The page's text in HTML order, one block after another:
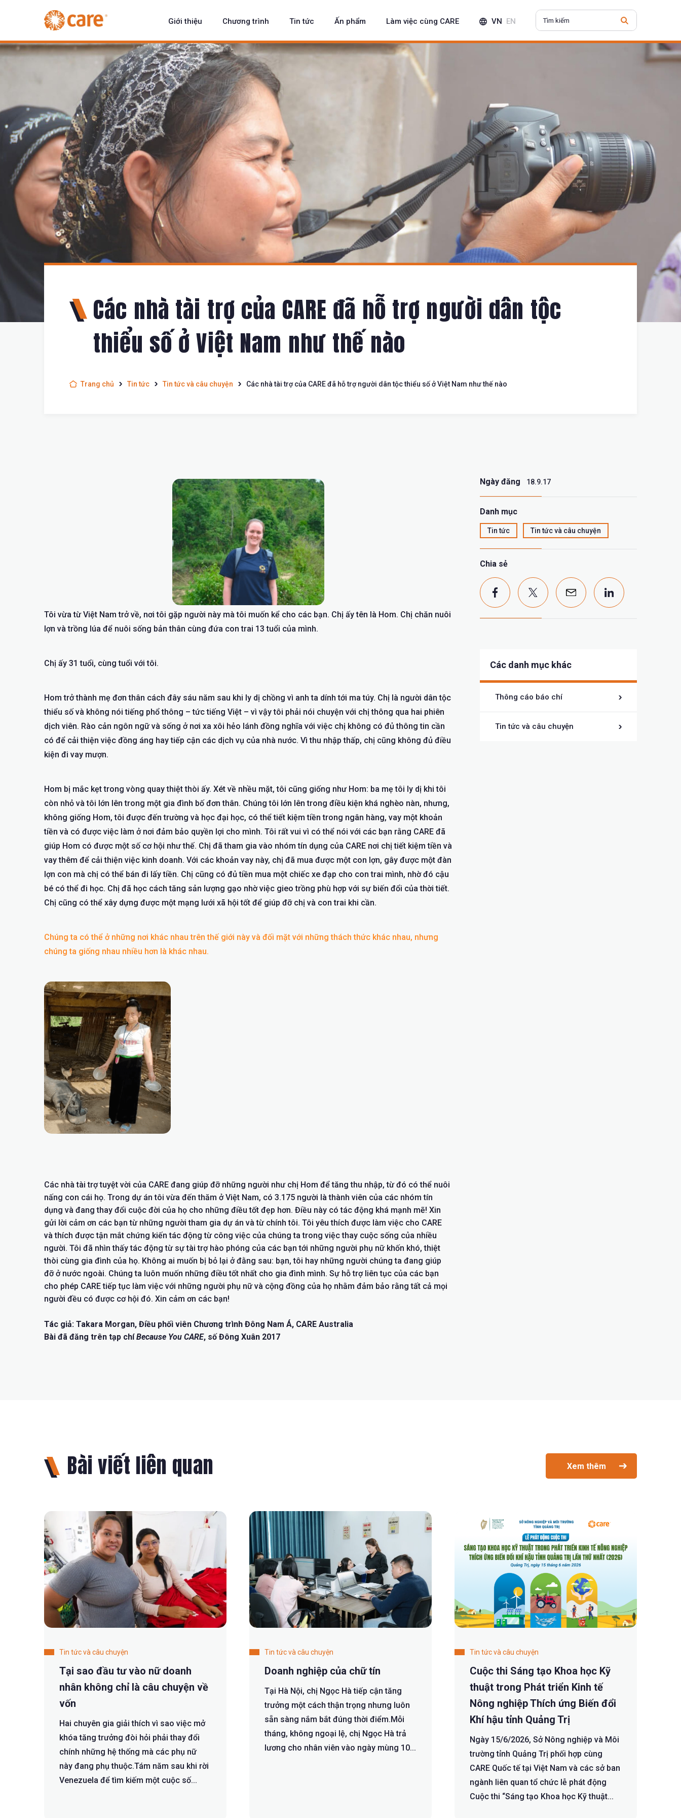
Giới thiệu Chương trình Tin tức Ấn phẩm Làm việc cùng CARE VN EN
Các nhà tài trợ của CARE đã hỗ trợ người dân tộc
thiểu số ở Việt Nam như thế nào
Trang chủ Tin tức Tin tức và câu chuyện Các nhà tài trợ của CARE đã hỗ trợ người dân tộc thiểu số ở Việt Nam như thế nào
Tôi vừa từ Việt Nam trở về, nơi tôi gặp người này mà tôi muốn kể cho các bạn. Chị ấy tên là Hom. Chị chăn nuôi
lợn và trồng lúa để nuôi sống bản thân cùng đứa con trai 13 tuổi của mình.
Chị ấy 31 tuổi, cùng tuổi với tôi.
Hom trở thành mẹ đơn thân cách đây sáu năm sau khi ly dị chồng vì anh ta dính tới ma túy. Chị là người dân tộc
thiểu số và không nói tiếng phổ thông – tức tiếng Việt – vì vậy tôi phải nói chuyện với chị thông qua hai phiên
dịch viên. Rào cản ngôn ngữ và sống ở nơi xa xôi hẻo lánh đồng nghĩa với việc chị không có đủ thông tin cần
có để cải thiện việc đồng áng hay tiếp cận các dịch vụ của nhà nước. Vì thu nhập thấp, chị cũng không đủ điều
kiện đi vay mượn.
Hom bị mắc kẹt trong vòng quay thiệt thòi ấy. Xét về nhều mặt, tôi cũng giống như Hom: ba mẹ tôi ly dị khi tôi
còn nhỏ và tôi lớn lên trong một gia đình bố đơn thân. Chúng tôi lớn lên trong điều kiện khá nghèo nàn, nhưng,
không giống Hom, tôi được đến trường và học đại học, có thể tiết kiệm tiền trong ngân hàng, vay một khoản
tiền và có được việc làm ở nơi đảm bảo quyền lợi cho mình. Tôi rất vui vì có thể nói với các bạn rằng CARE đã
giúp Hom có được một số cơ hội như thế. Chị đã tham gia vào nhóm tín dụng của CARE nơi chị tiết kiệm tiền và
vay thêm để cải thiện việc kinh doanh. Với các khoản vay này, chị đã mua được một con lợn, gây được một đàn
lợn con mà chị có thể bán đi lấy tiền. Chị cũng có đủ tiền mua một chiếc xe đạp cho con trai mình, nhờ đó cậu
bé có thể đi học. Chị đã học cách tăng sản lượng gạo nhờ việc gieo trồng phù hợp với sự biến đổi của thời tiết.
Chị cũng có thể xây dựng được một mạng lưới xã hội tốt để giúp đỡ chị và con trai khi cần.
Chúng ta có thể ở những nơi khác nhau trên thế giới này và đối mặt với những thách thức khác nhau, nhưng
chúng ta giống nhau nhiều hơn là khác nhau.
Các nhà tài trợ tuyệt vời của CARE đang giúp đỡ những người như chị Hom để tăng thu nhập, từ đó có thể nuôi
nấng con cái họ. Trong dự án tôi vừa đến thăm ở Việt Nam, có 3.175 người là thành viên của các nhóm tín
dụng và đang thay đổi cuộc đời của họ cho những điều tốt đẹp hơn. Điều này có tác động khá mạnh mẽ! Xin
gửi lời cảm ơn các bạn từ những người tham gia dự án và từ chính tôi. Tôi yêu thích được làm việc cho CARE
và thích được tận mắt chứng kiến tác động từ công việc của chúng ta trong việc thay cuộc sống của nhiều
người. Tôi đã nhìn thấy tác động từ sự tài trợ hào phóng của các bạn tới những người phụ nữ khốn khó, thiệt
thòi cùng gia đình của họ. Không ai muốn bị bỏ lại ở đằng sau: bạn, tôi hay những người chúng ta đang giúp
đỡ ở nước ngoài. Chúng ta luôn muốn những điều tốt nhất cho gia đình mình. Sự hỗ trợ liên tục của các bạn
cho phép CARE tiếp tục làm việc với những người phụ nữ và cộng đồng của họ nhằm đảm bảo rằng tất cả mọi
người đều có được cơ hội đó. Xin cảm ơn các bạn!
Tác giả: Takara Morgan, Điều phối viên Chương trình Đông Nam Á, CARE Australia
Bài đã đăng trên tạp chíBecause You CARE, số Đông Xuân 2017
Ngày đăng 18.9.17
Danh mục
Tin tức Tin tức và câu chuyện
Chia sẻ
Các danh mục khác
Thông cáo báo chí
Tin tức và câu chuyện
Bài viết liên quan
Tin tức và câu chuyện
Tại sao đầu tư vào nữ doanh
nhân không chỉ là câu chuyện về
vốn
Hai chuyên gia giải thích vì sao việc mở
khóa tăng trưởng đòi hỏi phải thay đổi
chính những hệ thống mà các phụ nữ
này đang phụ thuộc.Tám năm sau khi rời
Venezuela để tìm kiếm một cuộc số...
Tin tức và câu chuyện
Doanh nghiệp của chữ tín
Tại Hà Nội, chị Ngọc Hà tiếp cận tăng
trưởng một cách thận trọng nhưng luôn
sẵn sàng nắm bắt đúng thời điểm.Mỗi
tháng, không ngoại lệ, chị Ngọc Hà trả
lương cho nhân viên vào ngày mùng 10...
Tin tức và câu chuyện
Cuộc thi Sáng tạo Khoa học Kỹ
thuật trong Phát triển Kinh tế
Nông nghiệp Thích ứng Biến đổi
Khí hậu tỉnh Quảng Trị
Ngày 15/6/2026, Sở Nông nghiệp và Môi
trường tỉnh Quảng Trị phối hợp cùng
CARE Quốc tế tại Việt Nam và các sở ban
ngành liên quan tổ chức lễ phát động
Cuộc thi “Sáng tạo Khoa học Kỹ thuật...
Xem thêm